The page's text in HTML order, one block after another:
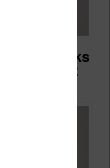
d’ebooks
Light